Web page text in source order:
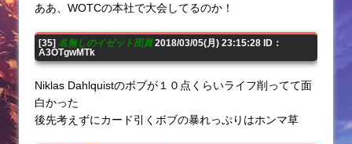
ああ、WOTCの本社で大会してるのか！
[35] 名無しのイゼット団員2018/03/05(月) 23:15:28 ID：
A3OTgwMTk
Niklas Dahlquistのボブが１０点くらいライフ削ってて面
白かった
後先考えずにカード引くボブの暴れっぷりはホンマ草